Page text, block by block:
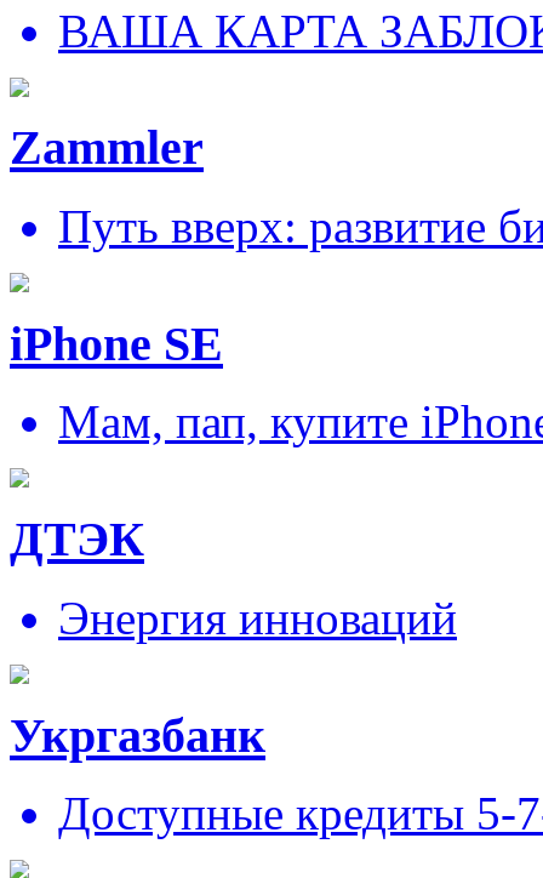
ВАША КАРТА
Zammler
Путь вверх: развитие
iPhone SE
Мам, пап, купите
ДТЭК
Энергия инноваций
Укргазбанк
Доступные кредиты 5-